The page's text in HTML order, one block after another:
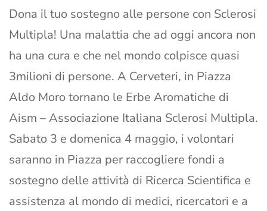
Dona il tuo sostegno alle persone con Sclerosi
Multipla! Una malattia che ad oggi ancora non
ha una cura e che nel mondo colpisce quasi
3milioni di persone. A Cerveteri, in Piazza
Aldo Moro tornano le Erbe Aromatiche di
Aism – Associazione Italiana Sclerosi Multipla.
Sabato 3 e domenica 4 maggio, i volontari
saranno in Piazza per raccogliere fondi a
sostegno delle attività di Ricerca Scientifica e
assistenza al mondo di medici, ricercatori e a